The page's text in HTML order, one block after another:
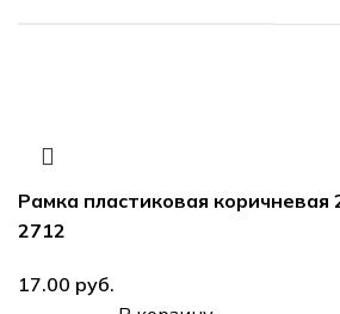
Рамка пластиковая коричневая
2712
руб.